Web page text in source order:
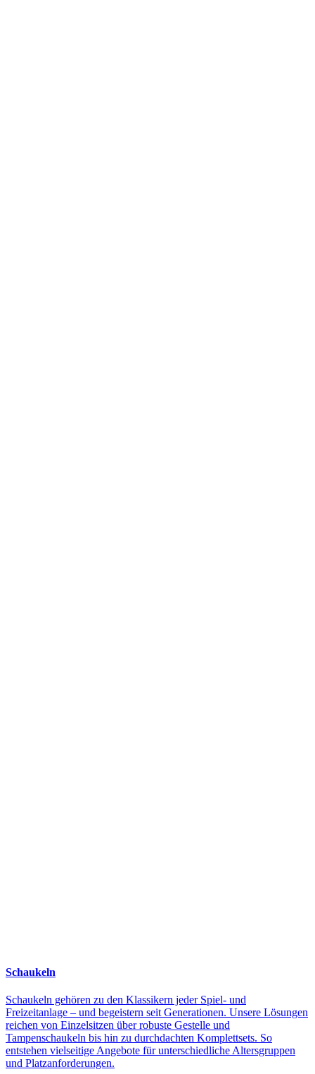
Schaukeln
Schaukeln gehören zu den Klassikern jeder Spiel- und
Freizeitanlage – und begeistern seit Generationen. Unsere Lösungen
reichen von Einzelsitzen über robuste Gestelle und
Tampenschaukeln bis hin zu durchdachten Komplettsets. So
entstehen vielseitige Angebote für unterschiedliche Altersgruppen
und Platzanforderungen.